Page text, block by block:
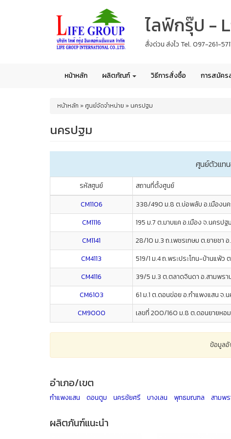
ไลฟ์กรุ๊ป -
สั่งด่วน ส่งไว Tel. 097-261-
หน้าหลัก ผลิตภัณฑ์ วิธีการสั่งซื้อ การสมัคร
You
here
หน้าหลัก » ศูนย์จัดจำหน่าย » นครปฐม
นครปฐม
ศูนย์ตัวแท
รหัสศูนย์
สถานที่ตั้งศูนย์
CM1106
338/490 ม.8 ต.บ่อพลับ อ.เมืองน
CM1116
195 ม.7 ต.มาบแค อ.เมือง จ.นครป
CM1141
28/10 ม.3 ถ.เพชรเกษม ต.ยายชา
CM4113
519/1 ม.4 ถ.พระประโทน-บ้านแพ้
CM4116
39/5 ม.3 ต.ตลาดจินดา อ.สามพรา
CM6103
61 ม.1 ต.ดอนข่อย อ.กำแพงแสน จ.
CM9000
เลขที่ 200/160 ม.8 ต.ดอนยายหอ
ข้อมูล
อำเภอ/เขต
กำแพงแสน ดอนตูม นครชัยศรี บางเลน พุทธมณฑล สามพ
ผลิตภันฑ์แนะนำ